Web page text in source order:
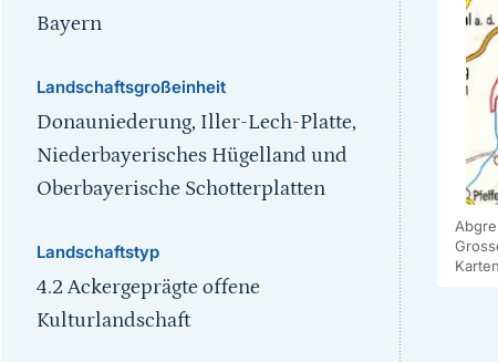
Bayern
Landschaftsgroßeinheit
Donauniederung, Iller-Lech-Platte,
Niederbayerisches Hügelland und
Oberbayerische Schotterplatten
Landschaftstyp
4.2 Ackergeprägte offene
Kulturlandschaft